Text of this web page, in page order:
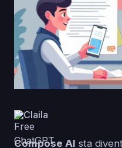
Claila
Compose AI sta